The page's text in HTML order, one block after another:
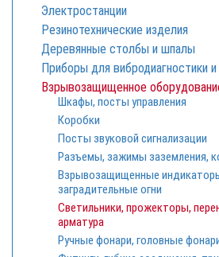
Электростанции
Резинотехнические изделия
Деревянные столбы и шпалы
Приборы для вибродиагностики
Взрывозащищенное
Шкафы, посты управления
Коробки
Посты звуковой сигнализации
Разъемы, зажимы заземления,
Взрывозащищенные
заградительные огни
Светильники, прожекторы,
арматура
Ручные фонари, головные